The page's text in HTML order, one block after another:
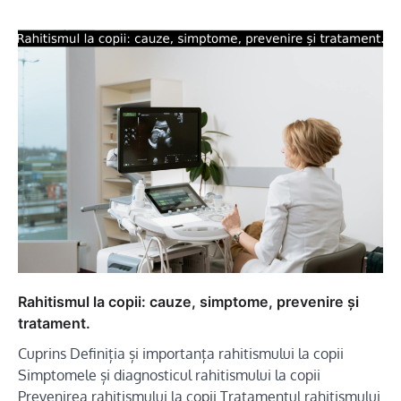
Rahitismul la copii: cauze, simptome, prevenire și
tratament.
Cuprins Definiția și importanța rahitismului la copii
Simptomele și diagnosticul rahitismului la copii
Prevenirea rahitismului la copii Tratamentul rahitismului